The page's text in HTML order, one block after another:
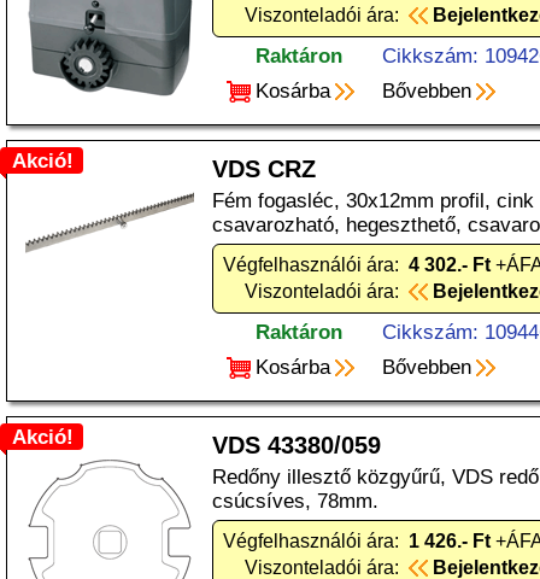
Viszonteladói ára:
Raktáron
Cikkszám:
Kosárba
Bővebben
Akció! VDS CRZ
Fém fogasléc, 30x12mm profil, cink
csavarozható, hegeszthető,
Végfelhasználói ára: 4 302.- Ft
Viszonteladói ára:
Raktáron
Cikkszám:
Kosárba
Bővebben
Akció! VDS 43380/059
Redőny illesztő közgyűrű, VDS
csúcsíves, 78mm.
Végfelhasználói ára: 1 426.- Ft
Viszonteladói ára: